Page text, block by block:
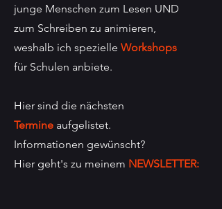
junge Menschen zum Lesen UND
zum Schreiben zu animieren,
weshalb ich spezielle Workshops
für Schulen anbiete.
Hier sind die nächsten
Termine aufgelistet.
Informationen gewünscht?
Hier geht's zu meinem NEWSLETTER: